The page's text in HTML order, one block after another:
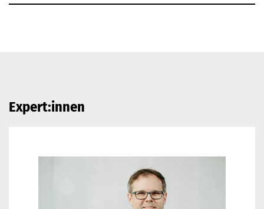
Expert:innen